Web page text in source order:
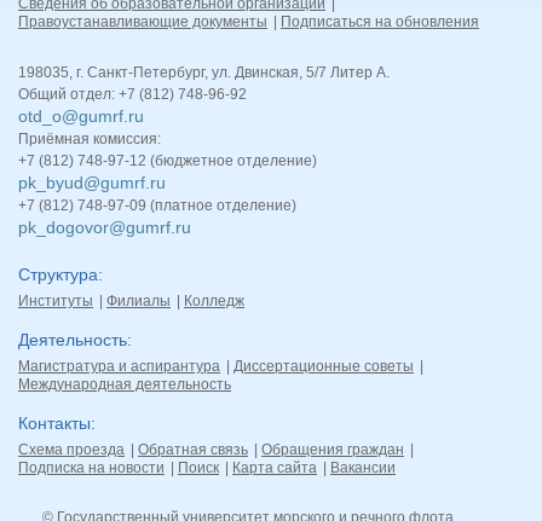
Сведения об образовательной организации
Правоустанавливающие документы
Подписаться на обновления
198035, г. Санкт-Петербург, ул. Двинская, 5/7 Литер А.
Общий отдел: +7 (812) 748-96-92
otd_o@gumrf.ru
Приёмная комиссия:
+7 (812) 748-97-12 (бюджетное отделение)
pk_byud@gumrf.ru
+7 (812) 748-97-09 (платное отделение)
pk_dogovor@gumrf.ru
Структура
Институты Филиалы Колледж
Деятельность
Магистратура и аспирантура
Диссертационные советы
Международная деятельность
Контакты
Схема проезда Обратная связь
Обращения граждан
Подписка на новости
Поиск Карта сайта Вакансии
© Государственный университет морского и речного флота